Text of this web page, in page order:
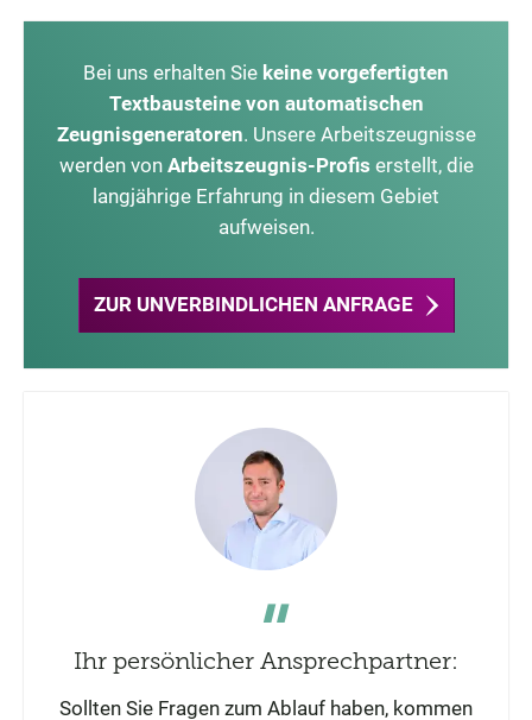
Bei uns erhalten Sie keine vorgefertigten
Textbausteine von automatischen
Zeugnisgeneratoren. Unsere Arbeitszeugnisse
werden von Arbeitszeugnis-Profis erstellt, die
langjährige Erfahrung in diesem Gebiet
aufweisen.
ZUR UNVERBINDLICHEN ANFRAGE
Ihr persönlicher Ansprechpartner:
Sollten Sie Fragen zum Ablauf haben, kommen